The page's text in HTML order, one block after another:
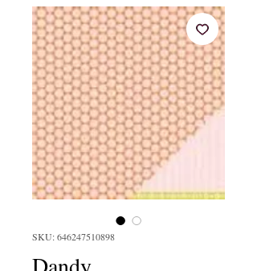
SKU: 646247510898